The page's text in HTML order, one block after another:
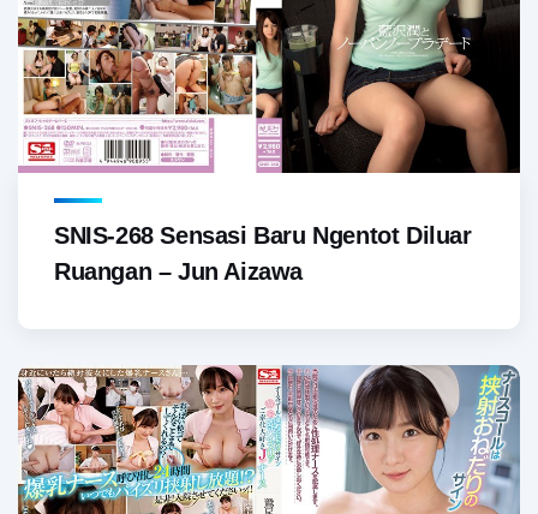
SNIS-268 Sensasi Baru Ngentot Diluar
Ruangan – Jun Aizawa